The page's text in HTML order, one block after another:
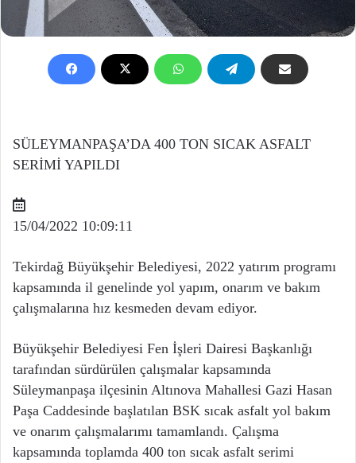
SÜLEYMANPAŞA’DA 400 TON SICAK ASFALT
SERİMİ YAPILDI
15/04/2022 10:09:11
Tekirdağ Büyükşehir Belediyesi, 2022 yatırım programı
kapsamında il genelinde yol yapım, onarım ve bakım
çalışmalarına hız kesmeden devam ediyor.
Büyükşehir Belediyesi Fen İşleri Dairesi Başkanlığı
tarafından sürdürülen çalışmalar kapsamında
Süleymanpaşa ilçesinin Altınova Mahallesi Gazi Hasan
Paşa Caddesinde başlatılan BSK sıcak asfalt yol bakım
ve onarım çalışmalarımı tamamlandı. Çalışma
kapsamında toplamda 400 ton sıcak asfalt serimi